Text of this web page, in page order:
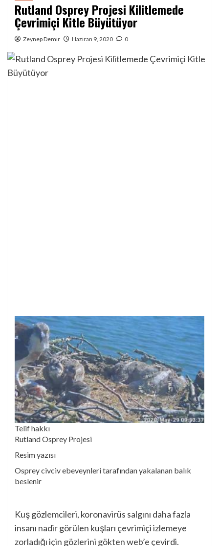
Rutland Osprey Projesi Kilitlemede
Çevrimiçi Kitle Büyütüyor
Zeynep Demir Haziran 9, 2020 0
Telif hakkı
Rutland Osprey Projesi
Resim yazısı
Osprey civciv ebeveynleri tarafından yakalanan balık
beslenir
Kuş gözlemcileri, koronavirüs salgını daha fazla
insanı nadir görülen kuşları çevrimiçi izlemeye
zorladığı için gözlerini gökten web’e çevirdi.